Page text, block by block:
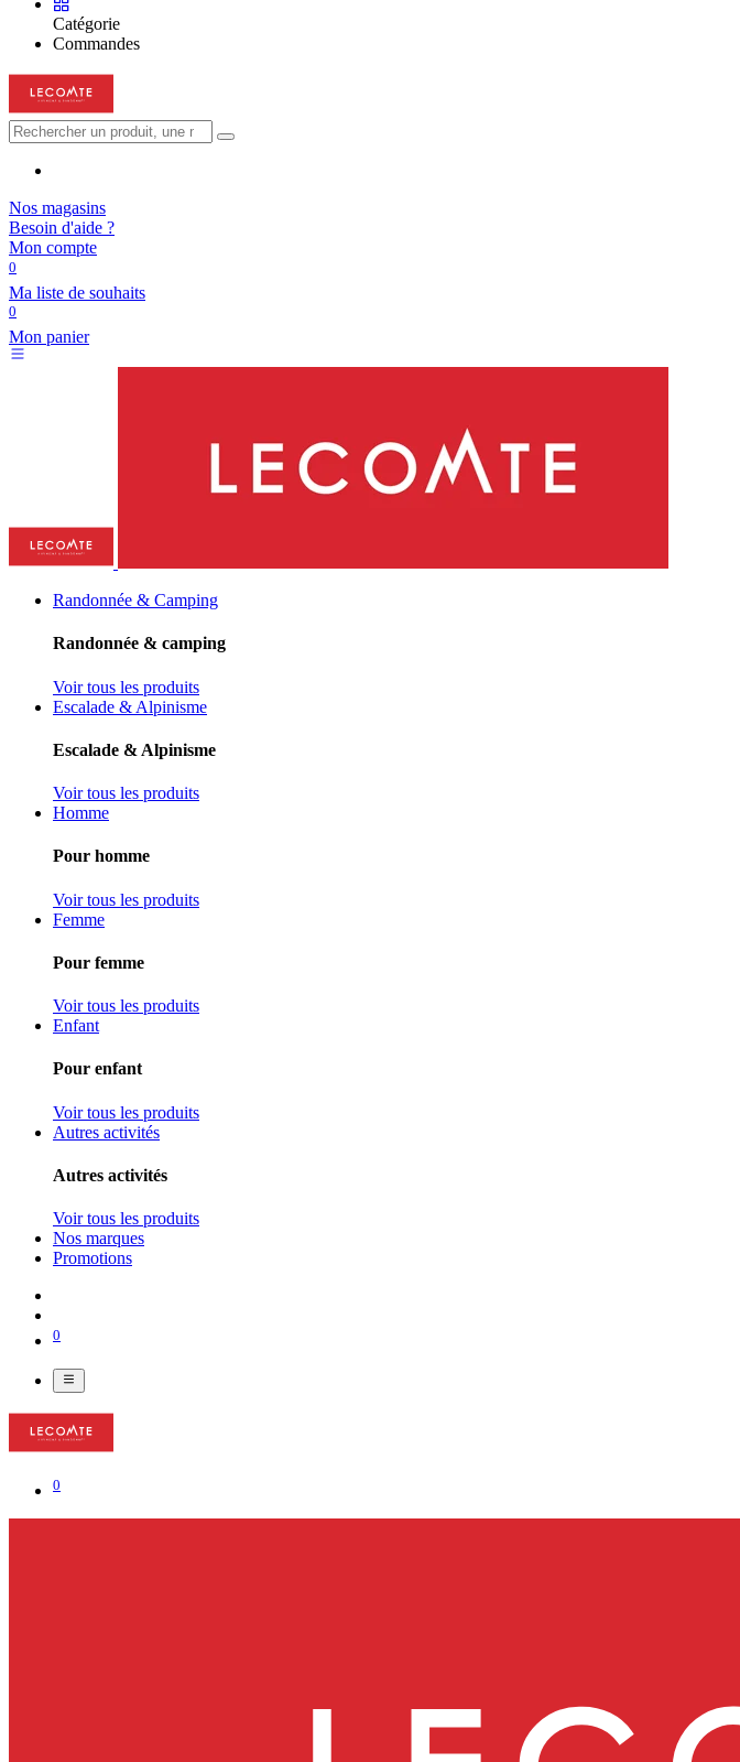
Catégorie
Commandes
Nos magasins
Besoin d'aide ?
Mon compte
0
Ma liste de souhaits
0
Mon panier
Randonnée & Camping
Randonnée & camping
Voir tous les produits
Escalade & Alpinisme
Escalade & Alpinisme
Voir tous les produits
Homme
Pour homme
Voir tous les produits
Femme
Pour femme
Voir tous les produits
Enfant
Pour enfant
Voir tous les produits
Autres activités
Autres activités
Voir tous les produits
Nos marques
Promotions
0
0